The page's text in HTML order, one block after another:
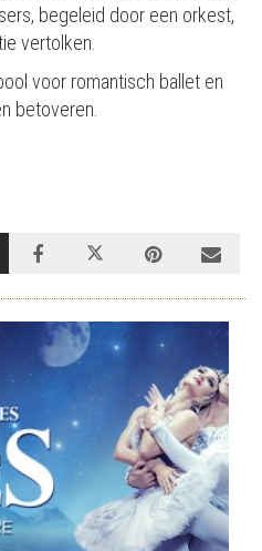
begeleid door een orkest,
vertolken.
voor romantisch ballet en
betoveren.